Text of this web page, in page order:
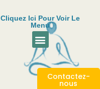
Cliquez Ici Pour Voir Le
Menu
Contactez-
nous